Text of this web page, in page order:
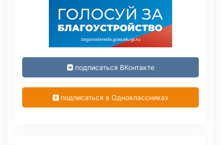
подписаться ВКонтакте
подписаться в Одноклассниках